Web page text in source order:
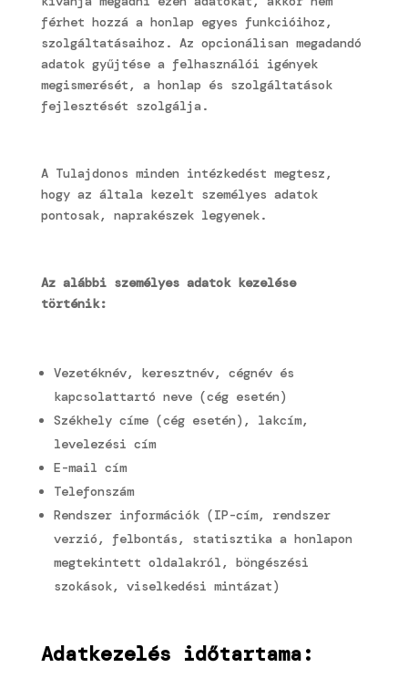
férhet hozzá a honlap egyes funkcióihoz,
szolgáltatásaihoz. Az opcionálisan megadandó
adatok gyűjtése a felhasználói igények
megismerését, a honlap és szolgáltatások
fejlesztését szolgálja.
A Tulajdonos minden intézkedést megtesz,
hogy az általa kezelt személyes adatok
pontosak, naprakészek legyenek.
Az alábbi személyes adatok kezelése
történik:
Vezetéknév, keresztnév, cégnév és
kapcsolattartó neve (cég esetén)
Székhely címe (cég esetén), lakcím,
levelezési cím
E-mail cím
Telefonszám
Rendszer információk (IP-cím, rendszer
verzió, felbontás, statisztika a honlapon
megtekintett oldalakról, böngészési
szokások, viselkedési mintázat)
Adatkezelés időtartama: